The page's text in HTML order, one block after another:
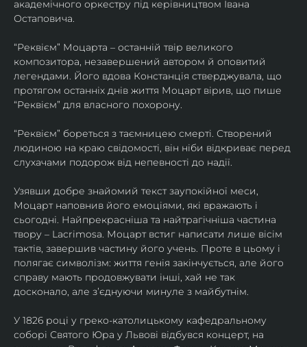
академічного оркестру під керівництвом Івана
Остаповича.
“Реквієм” Моцарта – останній твір великого
композитора, незавершений автором й оповитий
легендами. Його вдова Констанція стверджувала, що
протягом останніх днів життя Моцарт вірив, що пише
“Реквієм” для власного похорону.
“Реквієм” бореться з таємницею смерті. Створений
людиною на краю свідомості, він ніби відкриває перед
слухачами подорож від непевності до надії.
Узявши добре знайомий текст заупокійної меси,
Моцарт наповнив його емоціями, які вражають і
сьогодні. Найпрекрасніша та найтрагічніша частина
твору – Lacrimosa. Моцарт встиг написати лише вісім
тактів, завершив частину його учень. Проте в цьому і
полягає символізм: життя генія закінчується, але його
справу мають продовжувати інші, хай не так
досконало, але зʼєднуючи минуле з майбутнім.
У 1826 році у греко-католицькому кафедральному
соборі Святого Юра у Львові відбувся концерт, на